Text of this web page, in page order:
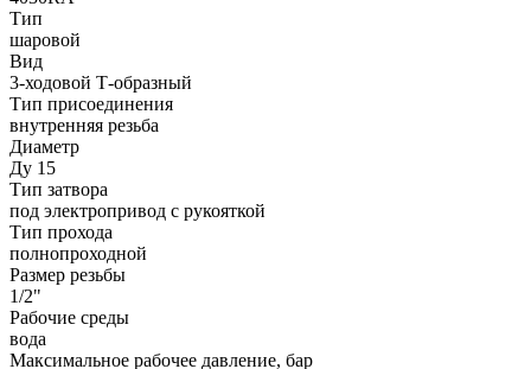
Тип
шаровой
Вид
3-ходовой Т-образный
Тип присоединения
внутренняя резьба
Диаметр
Ду 15
Тип затвора
под электропривод с рукояткой
Тип прохода
полнопроходной
Размер резьбы
1/2"
Рабочие среды
вода
Максимальное рабочее давление, бар